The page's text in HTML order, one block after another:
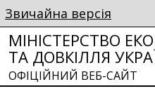
Звичайна версія
МІНІСТЕРСТВО
ТА ДОВКІЛЛЯ
ОФІЦІЙНИЙ ВЕБ-САЙТ